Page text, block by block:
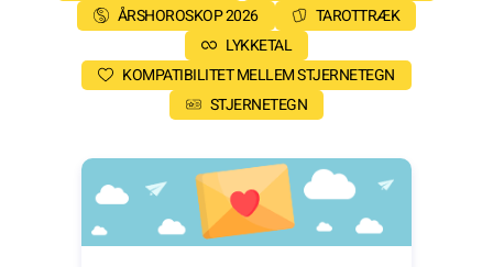
ÅRSHOROSKOP 2026
TAROTTRÆK
LYKKETAL
KOMPATIBILITET MELLEM STJERNETEGN
STJERNETEGN